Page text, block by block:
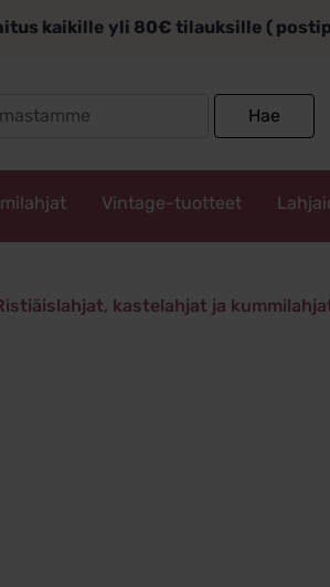
kaikille yli 80€ tilauksille (
Hae
Vintage-tuotteet
kastelahjat ja